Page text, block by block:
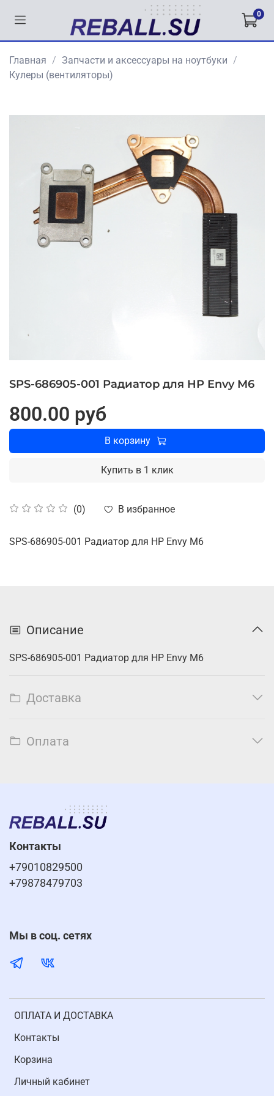
0
Главная
Запчасти и аксессуары на ноутбуки
Кулеры (вентиляторы)
SPS-686905-001 Радиатор для HP Envy M6
(0) В избранное
800.00 руб
В корзину
Купить в 1 клик
SPS-686905-001 Радиатор для HP Envy M6
Описание
SPS-686905-001 Радиатор для HP Envy M6
Доставка
Оплата
ОПЛАТА И ДОСТАВКА
Контакты
Корзина
Личный кабинет
Контакты
+79010829500
+79878479703
Мы в соц. сетях